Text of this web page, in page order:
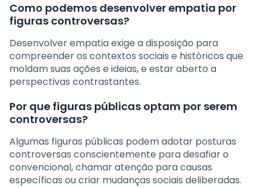
Como podemos desenvolver empatia por
figuras controversas?
Desenvolver empatia exige a disposição para
compreender os contextos sociais e históricos que
moldam suas ações e ideias, e estar aberto a
perspectivas contrastantes.
Por que figuras públicas optam por serem
controversas?
Algumas figuras públicas podem adotar posturas
controversas conscientemente para desafiar o
convencional, chamar atenção para causas
específicas ou criar mudanças sociais deliberadas.